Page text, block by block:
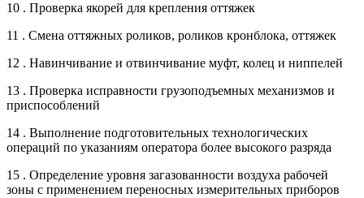
10 . Проверка якорей для крепления оттяжек
11 . Смена оттяжных роликов, роликов кронблока, оттяжек
12 . Навинчивание и отвинчивание муфт, колец и ниппелей
13 . Проверка исправности грузоподъемных механизмов и
приспособлений
14 . Выполнение подготовительных технологических
операций по указаниям оператора более высокого разряда
15 . Определение уровня загазованности воздуха рабочей
зоны с применением переносных измерительных приборов